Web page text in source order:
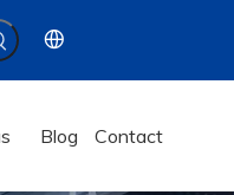
Blog Contact